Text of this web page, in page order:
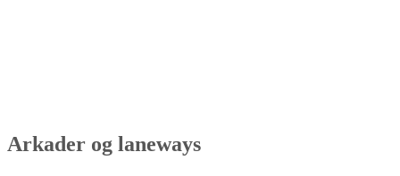
Arkader og laneways